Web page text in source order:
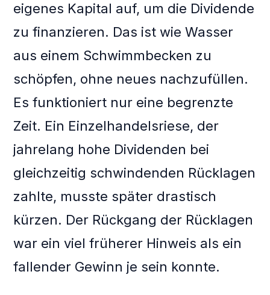
eigenes Kapital auf, um die Dividende
zu finanzieren. Das ist wie Wasser
aus einem Schwimmbecken zu
schöpfen, ohne neues nachzufüllen.
Es funktioniert nur eine begrenzte
Zeit. Ein Einzelhandelsriese, der
jahrelang hohe Dividenden bei
gleichzeitig schwindenden Rücklagen
zahlte, musste später drastisch
kürzen. Der Rückgang der Rücklagen
war ein viel früherer Hinweis als ein
fallender Gewinn je sein konnte.